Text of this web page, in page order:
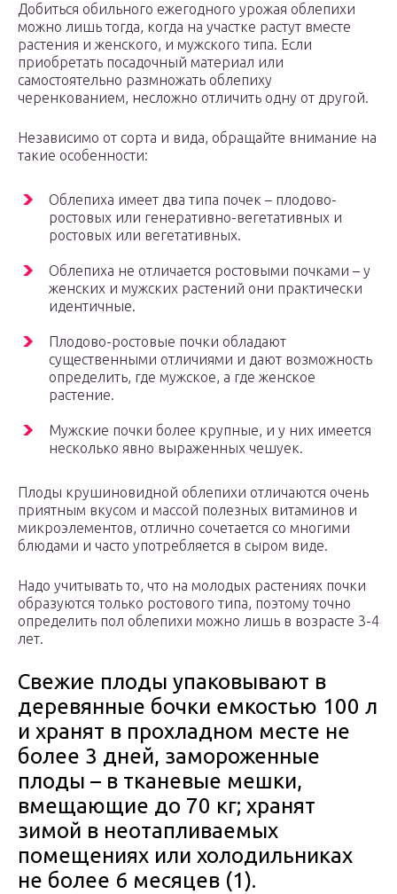
Добиться обильного ежегодного урожая облепихи
можно лишь тогда, когда на участке растут вместе
растения и женского, и мужского типа. Если
приобретать посадочный материал или
самостоятельно размножать облепиху
черенкованием, несложно отличить одну от другой.
Независимо от сорта и вида, обращайте внимание на
такие особенности:
Облепиха имеет два типа почек – плодово-
ростовых или генеративно-вегетативных и
ростовых или вегетативных.
Облепиха не отличается ростовыми почками – у
женских и мужских растений они практически
идентичные.
Плодово-ростовые почки обладают
существенными отличиями и дают возможность
определить, где мужское, а где женское
растение.
Мужские почки более крупные, и у них имеется
несколько явно выраженных чешуек.
Плоды крушиновидной облепихи отличаются очень
приятным вкусом и массой полезных витаминов и
микроэлементов, отлично сочетается со многими
блюдами и часто употребляется в сыром виде.
Надо учитывать то, что на молодых растениях почки
образуются только ростового типа, поэтому точно
определить пол облепихи можно лишь в возрасте 3-4
лет.
Свежие плоды упаковывают в
деревянные бочки емкостью 100 л
и хранят в прохладном месте не
более 3 дней, замороженные
плоды – в тканевые мешки,
вмещающие до 70 кг; хранят
зимой в неотапливаемых
помещениях или холодильниках
не более 6 месяцев (1).